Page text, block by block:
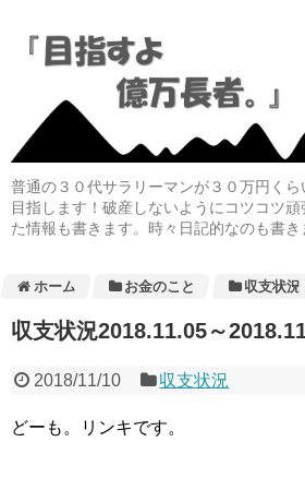
普通の３０代サラリーマンが３０万円く
目指します！破産しないようにコツコツ
た情報も書きます。時々日記的なのも書き
ホーム お金のこと 収支状況
収支状況2018.11.05～
2018/11/10 収支状況
どーも。リンキです。